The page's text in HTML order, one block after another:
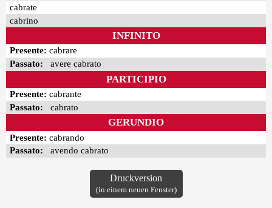
cabrate
cabrino
INFINITO
Presente: cabrare
Passato: avere cabrato
PARTICIPIO
Presente: cabrante
Passato: cabrato
GERUNDIO
Presente: cabrando
Passato: avendo cabrato
Druckversion
(in einem neuen Fenster)